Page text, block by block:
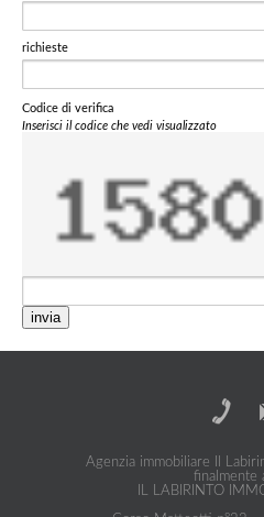
richieste
Codice di verifica
Inserisci il codice che vedi visualizzato
invia
Agenzia immobiliare Il
finalmente
IL LABIRINTO